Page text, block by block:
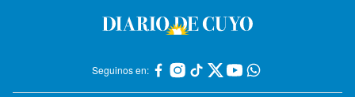
Seguinos en: